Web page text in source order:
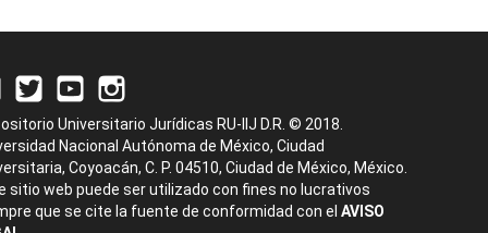
Universitario Jurídicas RU-IIJ D.R. © 2018.
Nacional Autónoma de México, Ciudad
Coyoacán, C. P. 04510, Ciudad de México, México.
sitio web puede ser utilizado con fines no lucrativos
que se cite la fuente de conformidad con el AVISO